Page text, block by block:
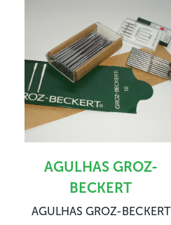
AGULHAS GROZ-
BECKERT
AGULHAS GROZ-BECKERT